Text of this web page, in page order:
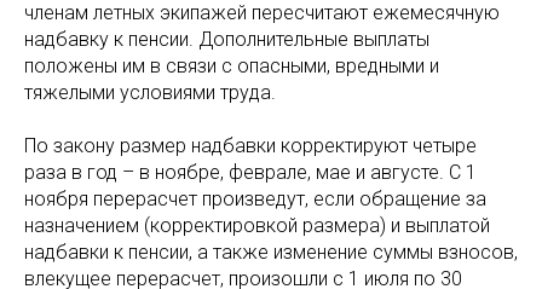
членам летных экипажей пересчитают ежемесячную
надбавку к пенсии. Дополнительные выплаты
положены им в связи с опасными, вредными и
тяжелыми условиями труда.
По закону размер надбавки корректируют четыре
раза в год – в ноябре, феврале, мае и августе. С 1
ноября перерасчет произведут, если обращение за
назначением (корректировкой размера) и выплатой
надбавки к пенсии, а также изменение суммы взносов,
влекущее перерасчет, произошли с 1 июля по 30